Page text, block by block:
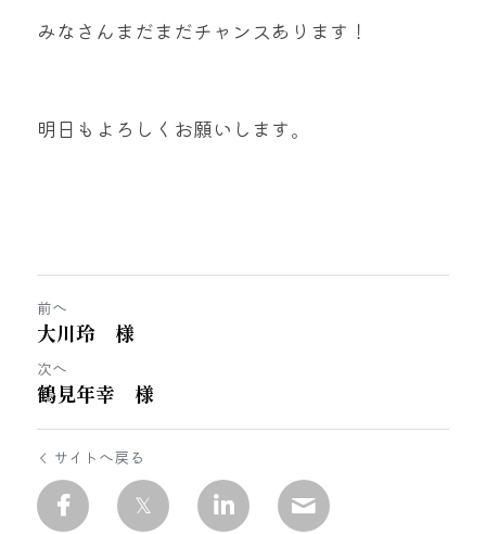
みなさんまだまだチャンスあります！
明日もよろしくお願いします。
前へ
大川玲 様
次へ
鶴見年幸 様
サイトへ戻る